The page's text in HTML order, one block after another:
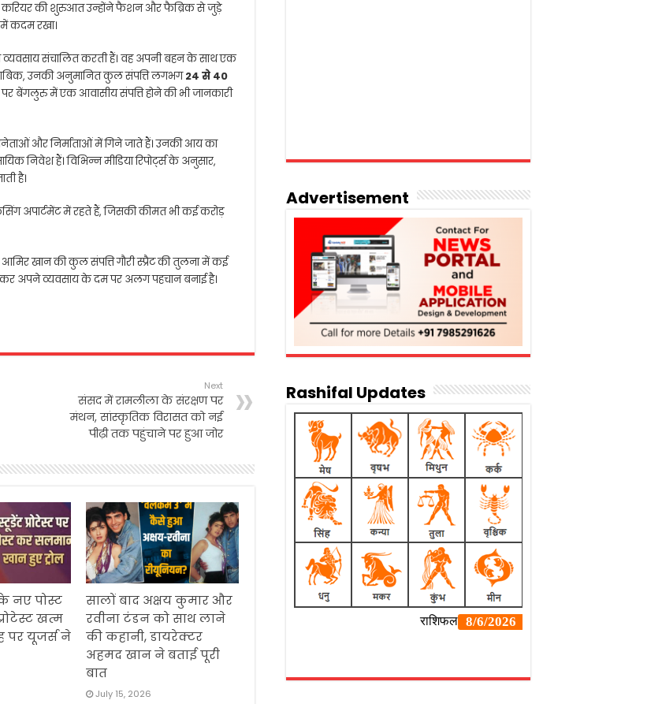
करियर की शुरुआत उन्होंने फैशन और फैब्रिक से जुड़े
में कदम रखा।
व्यवसाय संचालित करती हैं। वह अपनी बहन के साथ एक
उनकी अनुमानित कुल संपत्ति लगभग24 से 40
बेंगलुरु में एक आवासीय संपत्ति होने की भी जानकारी
और निर्माताओं में गिने जाते हैं। उनकी आय का
निवेश हैं। विभिन्न मीडिया रिपोर्ट्स के अनुसार,
है।
अपार्टमेंट में रहते हैं, जिसकी कीमत भी कई करोड़
आमिर खान की कुल संपत्ति गौरी स्प्रैट की तुलना में कई
अपने व्यवसाय के दम पर अलग पहचान बनाई है।
Next
संसद में रामलीला के संरक्षण पर
मंथन, सांस्कृतिक विरासत को नई
पीढ़ी तक पहुंचाने पर हुआ जोर
नए पोस्ट
खत्म
पर यूजर्स ने
सालों बाद अक्षय कुमार और
रवीना टंडन को साथ लाने
की कहानी, डायरेक्टर
अहमद खान ने बताई पूरी
बात
July 15, 2026
Advertisement
Rashifal Updates